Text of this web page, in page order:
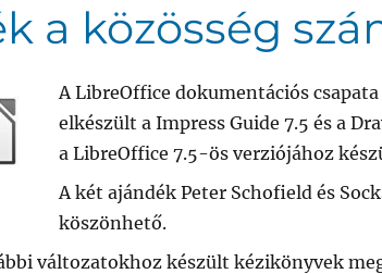
a közösség
A LibreOffice dokumentációs
elkészült a Impress Guide 7.5 és a
a LibreOffice 7.5-ös verziójához
A két ajándék Peter Schofield és
köszönhető.
változatokhoz készült kézikönyvek